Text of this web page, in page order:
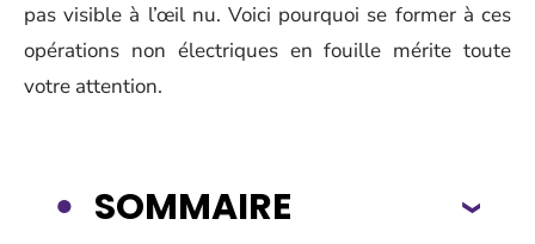
pas visible à l’œil nu. Voici pourquoi se former à ces
opérations non électriques en fouille mérite toute
votre attention.
SOMMAIRE